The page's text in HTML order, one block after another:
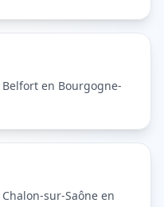
Belfort en Bourgogne-
Chalon-sur-Saône en